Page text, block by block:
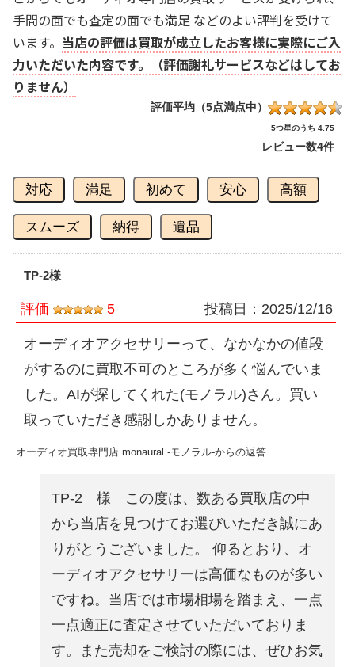
手間の面でも査定の面でも満足 などのよい評判を受けて
います。 当店の評価は買取が成立したお客様に実際にご入
力いただいた内容です。（評価謝礼サービスなどはしてお
りません）
評価平均（5点満点中）
5つ星のうち 4.75
レビュー数4件
対応 満足 初めて 安心 高額
スムーズ 納得 遺品
TP-2様
評価 5 投稿日： 2025/12/16
オーディオアクセサリーって、なかなかの値段
がするのに買取不可のところが多く悩んでいま
した。AIが探してくれた(モノラル)さん。買い
取っていただき感謝しかありません。
オーディオ買取専門店 monaural -モノラル-からの返答
TP-2 様 この度は、数ある買取店の中
から当店を見つけてお選びいただき誠にあ
りがとうございました。 仰るとおり、オ
ーディオアクセサリーは高価なものが多い
ですね。当店では市場相場を踏まえ、一点
一点適正に査定させていただいておりま
す。また売却をご検討の際には、ぜひお気